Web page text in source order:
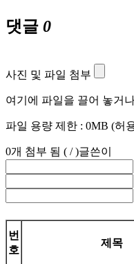
댓글 0
사진 및 파일 첨부
여기에 파일을 끌어 놓거
파일 용량 제한 : 0MB (허
0개 첨부 됨 ( /)글쓴이
번
호
제목